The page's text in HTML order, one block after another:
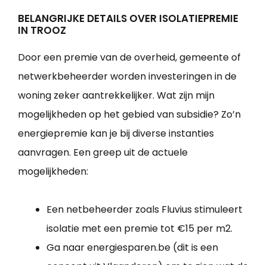
BELANGRIJKE DETAILS OVER ISOLATIEPREMIE
IN TROOZ
Door een premie van de overheid, gemeente of
netwerkbeheerder worden investeringen in de
woning zeker aantrekkelijker. Wat zijn mijn
mogelijkheden op het gebied van subsidie? Zo’n
energiepremie kan je bij diverse instanties
aanvragen. Een greep uit de actuele
mogelijkheden:
Een netbeheerder zoals Fluvius stimuleert
isolatie met een premie tot €15 per m2.
Ga naar energiesparen.be (dit is een